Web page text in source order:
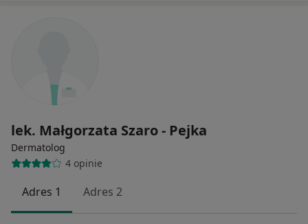
lek. Małgorzata Szaro - Pejka
Dermatolog
4 opinie
Adres 1 Adres 2